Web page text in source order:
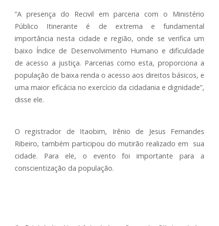
“A presença do Recivil em parceria com o Ministério
Público Itinerante é de extrema e fundamental
importância nesta cidade e região, onde se verifica um
baixo Índice de Desenvolvimento Humano e dificuldade
de acesso a justiça. Parcerias como esta, proporciona a
população de baixa renda o acesso aos direitos básicos, e
uma maior eficácia no exercício da cidadania e dignidade”,
disse ele.
O registrador de Itaobim, Irênio de Jesus Fernandes
Ribeiro, também participou do mutirão realizado em sua
cidade. Para ele, o evento foi importante para a
conscientização da população.